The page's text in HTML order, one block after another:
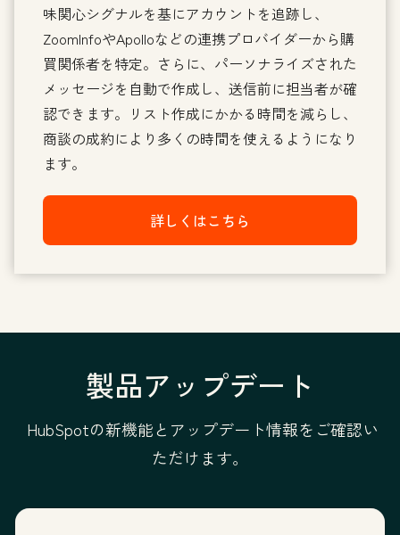
味関心シグナルを基にアカウントを追跡し、
ZoomInfoやApolloなどの連携プロバイダーから購
買関係者を特定。さらに、パーソナライズされた
メッセージを自動で作成し、送信前に担当者が確
認できます。リスト作成にかかる時間を減らし、
商談の成約により多くの時間を使えるようになり
ます。
詳しくはこちら
製品アップデート
HubSpotの新機能とアップデート情報をご確認い
ただけます。